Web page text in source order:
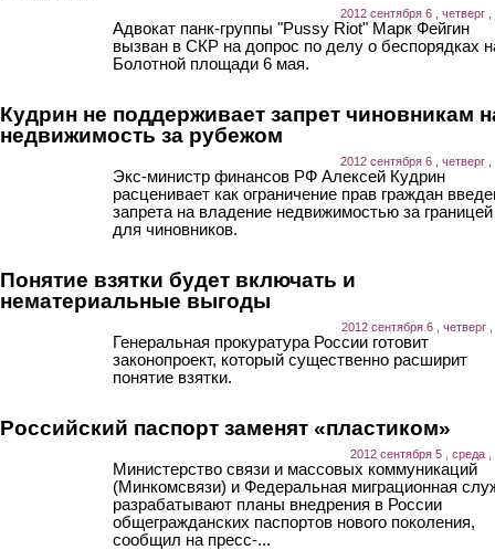
2012 сентября 6 , четверг ,
Адвокат панк-группы "Pussy Riot" Марк Фейгин
вызван в СКР на допрос по делу о беспорядках
Болотной площади 6 мая.
Кудрин не поддерживает запрет чиновникам
недвижимость за рубежом
2012 сентября 6 , четверг ,
Экс-министр финансов РФ Алексей Кудрин
расценивает как ограничение прав граждан
запрета на владение недвижимостью за границей
для чиновников.
Понятие взятки будет включать и
нематериальные выгоды
2012 сентября 6 , четверг
Генеральная прокуратура России готовит
законопроект, который существенно расширит
понятие взятки.
Российский паспорт заменят «пластиком»
2012 сентября 5 , среда ,
Министерство связи и массовых коммуникаций
(Минкомсвязи) и Федеральная миграционная
разрабатывают планы внедрения в России
общегражданских паспортов нового поколения,
сообщил на пресс-...